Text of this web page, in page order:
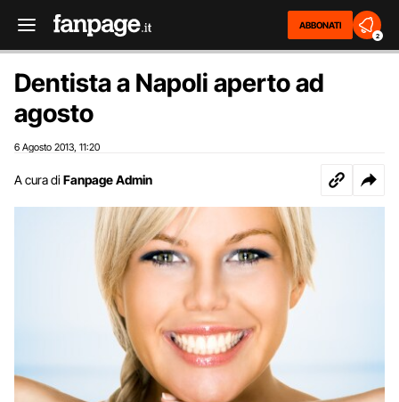
ABBONATI
2
Dentista a Napoli aperto ad
agosto
6 Agosto 2013 11:20
A cura di Fanpage Admin